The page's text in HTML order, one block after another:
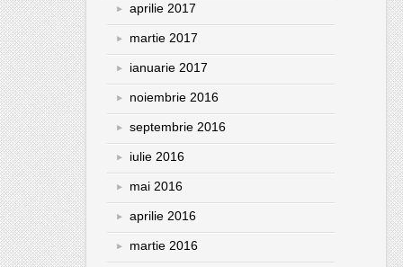
aprilie 2017
martie 2017
ianuarie 2017
noiembrie 2016
septembrie 2016
iulie 2016
mai 2016
aprilie 2016
martie 2016